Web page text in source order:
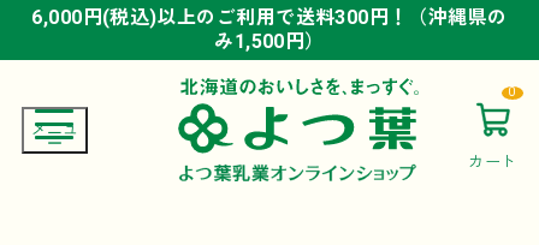
6,000円(税込)以上のご利用で送料300円！（沖縄県の
み1,500円）
6,000円(税込)以上のご利用で送料300円！（沖縄県の
み1,500円）
6,000円(税込)以上のご利用で送料300円！（沖縄県の
み1,500円）
カート
0